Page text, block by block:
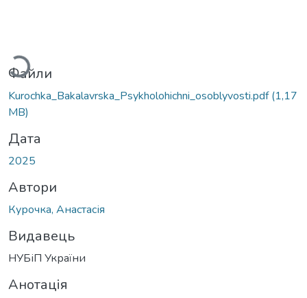
Вантажиться...
Файли
Kurochka_Bakalavrska_Psykholohichni_osoblyvosti.pdf(1,17
MB)
Дата
2025
Автори
Курочка, Анастасія
Видавець
НУБіП України
Анотація